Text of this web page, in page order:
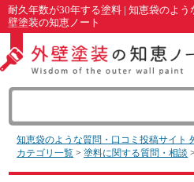
耐久年数が30年する塗料 | 知恵袋のよ
壁塗装の知恵ノート
知恵袋のような質問・口コミ投稿サイト
カテゴリ一覧 >塗料に関する質問・相談